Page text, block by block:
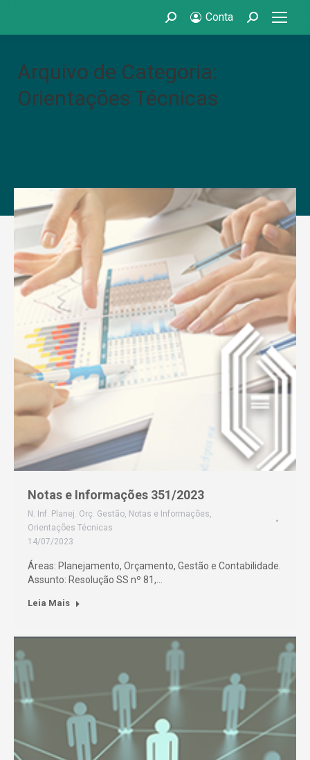
Search: Conta Search:
Arquivo de Categoria:
Orientações Técnicas
Notas e Informações 351/2023
N. Inf. Planej. Orç. Gestão, Notas e Informações,
Orientações Técnicas
14/07/2023
Áreas: Planejamento, Orçamento, Gestão e Contabilidade.
Assunto: Resolução SS nº 81,…
Leia Mais